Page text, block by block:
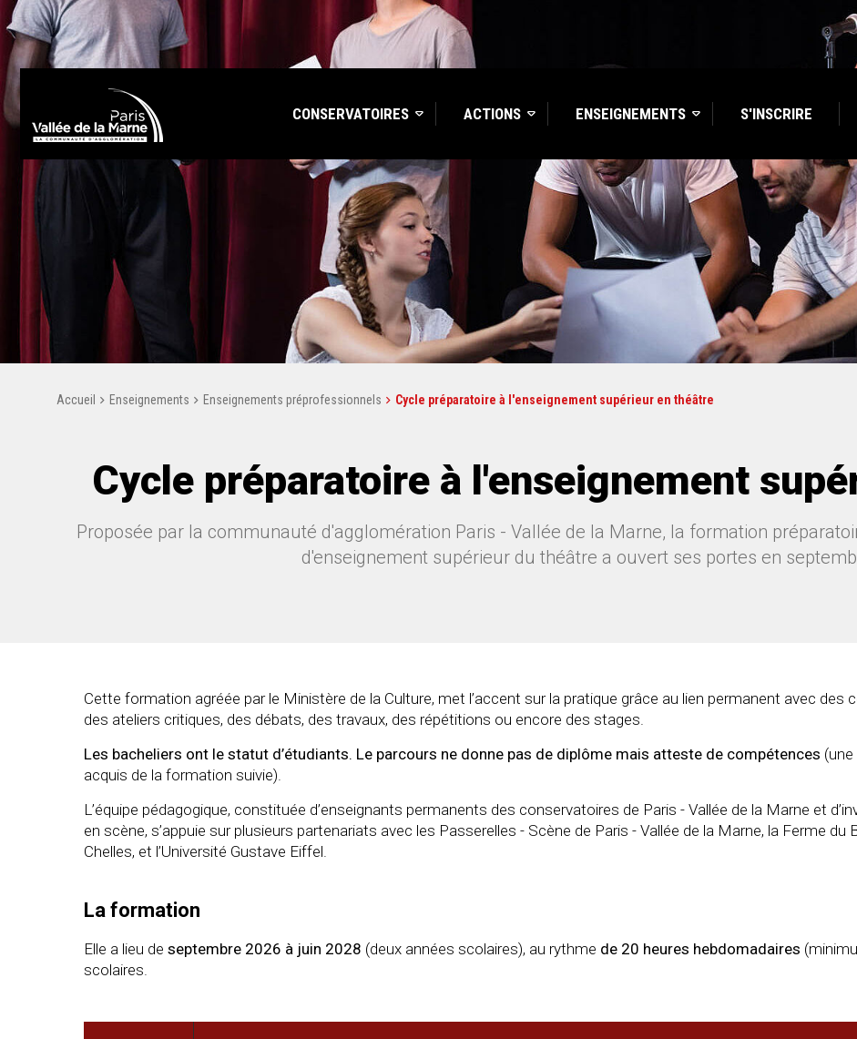
CONSERVATOIRES ACTIONS ENSEIGNEMENTS S'INSCRIRE
Accueil Enseignements Enseignements préprofessionnels Cycle préparatoire à l'enseignement supérieur en théâtre
Cycle préparatoire à l'enseignement
Proposée par la communauté d'agglomération Paris - Vallée de la Marne, la formation
d'enseignement supérieur du théâtre a ouvert ses portes en
Cette formation agréée par le Ministère de la Culture, met l’accent sur la pratique grâce au lien permanent avec des
des ateliers critiques, des débats, des travaux, des répétitions ou encore des stages.
Les bacheliers ont le statut d’étudiants. Le parcours ne donne pas de diplôme mais atteste de compétences
acquis de la formation suivie).
L’équipe pédagogique, constituée d’enseignants permanents des conservatoires de Paris - Vallée de la Marne et
en scène, s’appuie sur plusieurs partenariats avec les Passerelles - Scène de Paris - Vallée de la Marne, la Ferme
Chelles, et l’Université Gustave Eiffel.
La formation
Elle a lieu de septembre 2026 à juin 2028 (deux années scolaires), au rythme de 20 heures hebdomadaires
scolaires.